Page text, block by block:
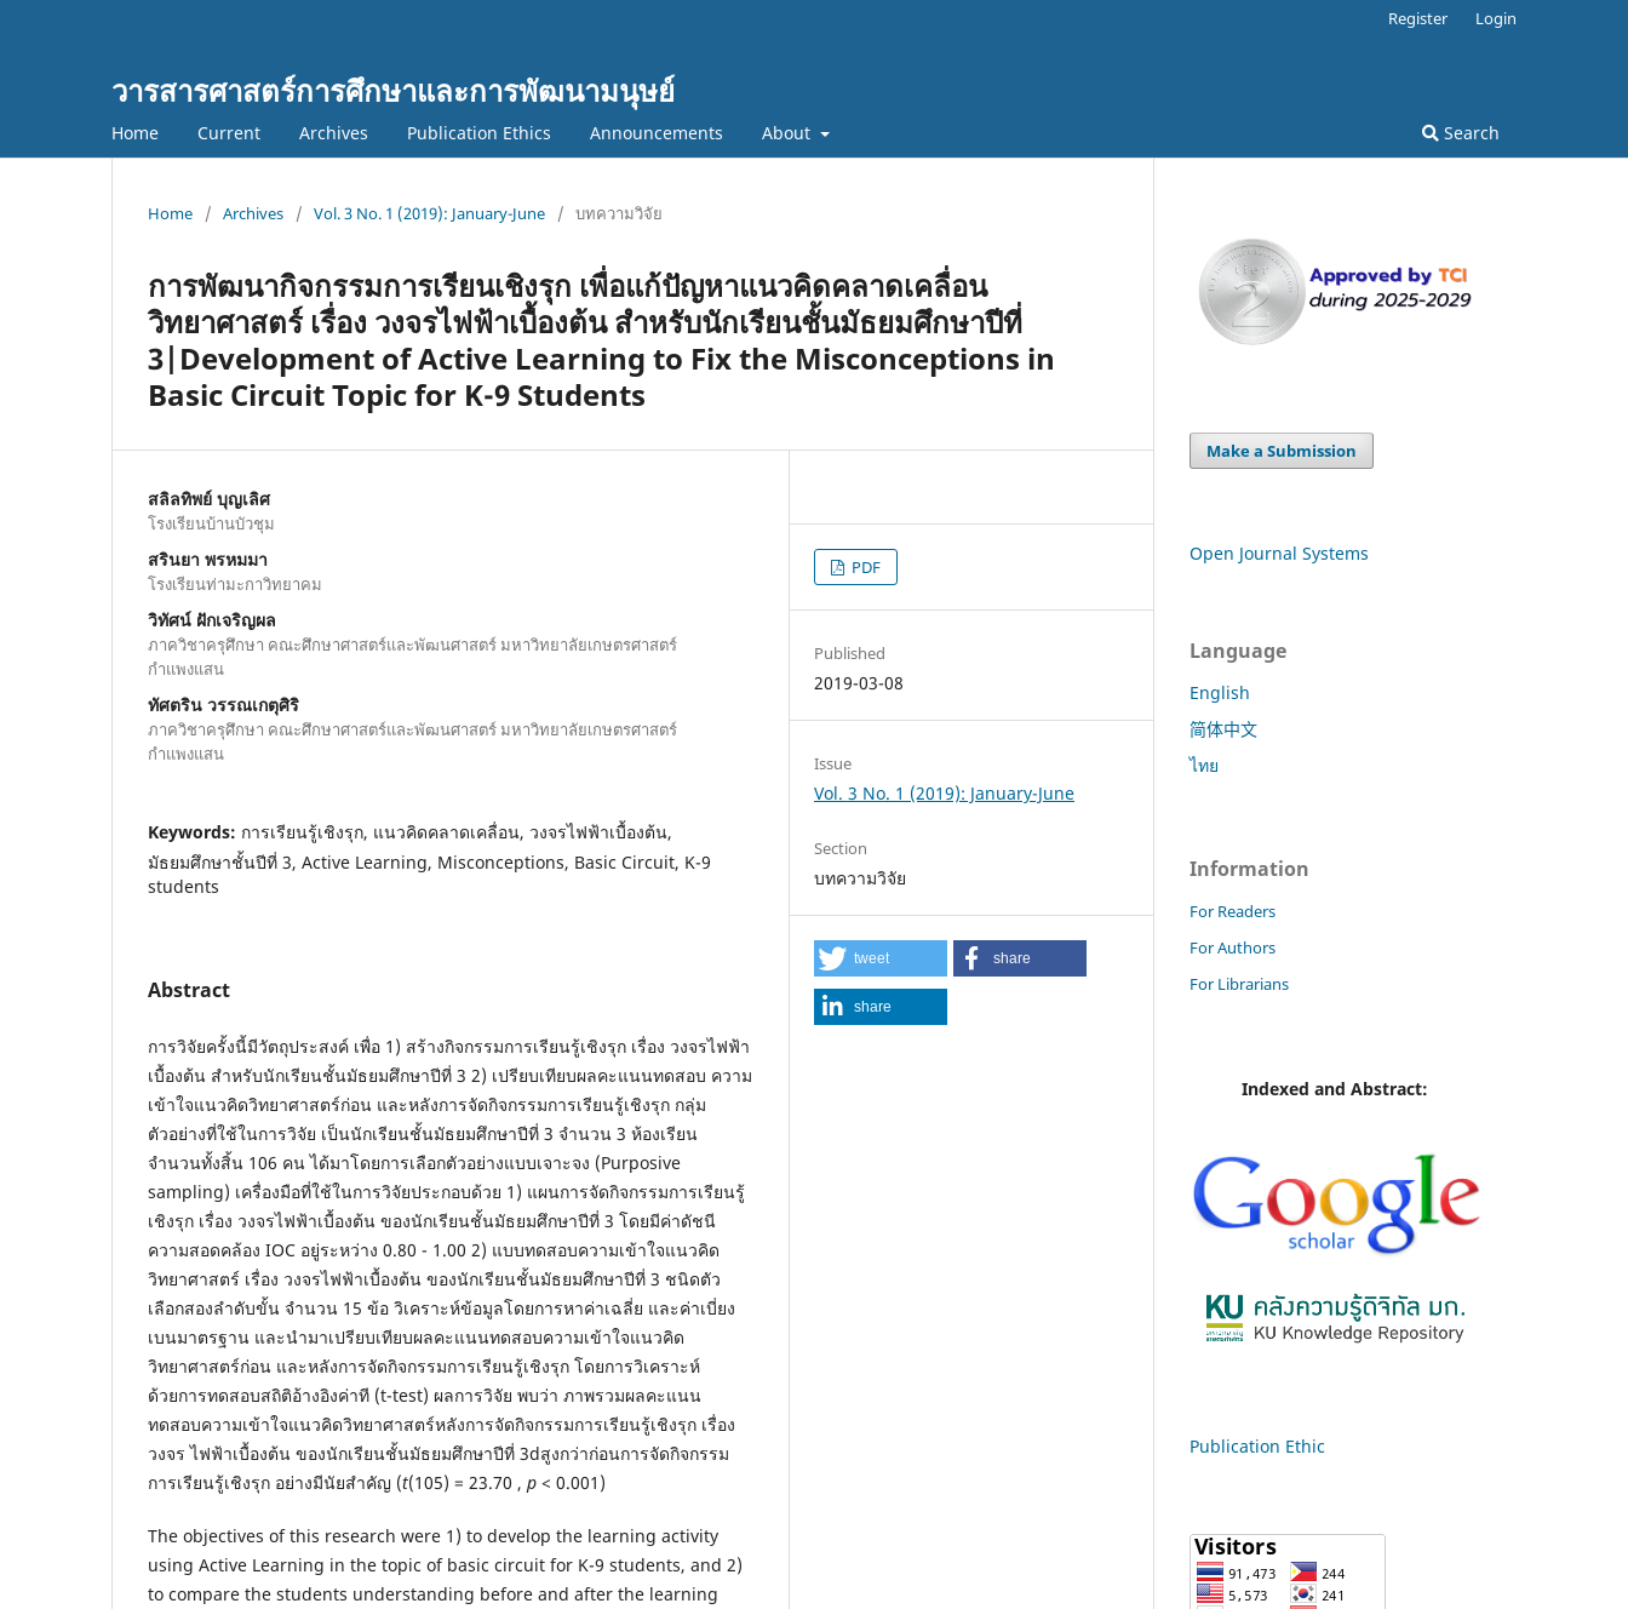
วารสารศาสตร์การศึกษาและการพัฒนามนุษย์
Home Current Archives Publication Ethics Announcements About Search
Register Login
Home / Archives / Vol. 3 No. 1 (2019): January-June / บทความวิจัย
การพัฒนากิจกรรมการเรียนเชิงรุก เพื่อแก้ปัญหาแนวคิดคลาดเคลื่อน
วิทยาศาสตร์ เรื่อง วงจรไฟฟ้าเบื้องต้น สำหรับนักเรียนชั้นมัธยมศึกษาปีที่
3|Development of Active Learning to Fix the Misconceptions in
Basic Circuit Topic for K-9 Students
สลิลทิพย์ บุญเลิศ
โรงเรียนบ้านบัวชุม
สรินยา พรหมมา
โรงเรียนท่ามะกาวิทยาคม
วิทัศน์ ฝักเจริญผล
ภาควิชาครุศึกษา คณะศึกษาศาสตร์และพัฒนศาสตร์ มหาวิทยาลัยเกษตรศาสตร์
กำแพงแสน
ทัศตริน วรรณเกตุศิริ
ภาควิชาครุศึกษา คณะศึกษาศาสตร์และพัฒนศาสตร์ มหาวิทยาลัยเกษตรศาสตร์
กำแพงแสน
Keywords: การเรียนรู้เชิงรุก, แนวคิดคลาดเคลื่อน, วงจรไฟฟ้าเบื้องต้น,
มัธยมศึกษาชั้นปีที่ 3, Active Learning, Misconceptions, Basic Circuit, K-9
students
Abstract
การวิจัยครั้งนี้มีวัตถุประสงค์ เพื่อ 1) สร้างกิจกรรมการเรียนรู้เชิงรุก เรื่อง วงจรไฟฟ้า
เบื้องต้น สำหรับนักเรียนชั้นมัธยมศึกษาปีที่ 3 2) เปรียบเทียบผลคะแนนทดสอบ ความ
เข้าใจแนวคิดวิทยาศาสตร์ก่อน และหลังการจัดกิจกรรมการเรียนรู้เชิงรุก กลุ่ม
ตัวอย่างที่ใช้ในการวิจัย เป็นนักเรียนชั้นมัธยมศึกษาปีที่ 3 จำนวน 3 ห้องเรียน
จำนวนทั้งสิ้น 106 คน ได้มาโดยการเลือกตัวอย่างแบบเจาะจง (Purposive
sampling) เครื่องมือที่ใช้ในการวิจัยประกอบด้วย 1) แผนการจัดกิจกรรมการเรียนรู้
เชิงรุก เรื่อง วงจรไฟฟ้าเบื้องต้น ของนักเรียนชั้นมัธยมศึกษาปีที่ 3 โดยมีค่าดัชนี
ความสอดคล้อง IOC อยู่ระหว่าง 0.80 - 1.00 2) แบบทดสอบความเข้าใจแนวคิด
วิทยาศาสตร์ เรื่อง วงจรไฟฟ้าเบื้องต้น ของนักเรียนชั้นมัธยมศึกษาปีที่ 3 ชนิดตัว
เลือกสองลำดับขั้น จำนวน 15 ข้อ วิเคราะห์ข้อมูลโดยการหาค่าเฉลี่ย และค่าเบี่ยง
เบนมาตรฐาน และนำมาเปรียบเทียบผลคะแนนทดสอบความเข้าใจแนวคิด
วิทยาศาสตร์ก่อน และหลังการจัดกิจกรรมการเรียนรู้เชิงรุก โดยการวิเคราะห์
ด้วยการทดสอบสถิติอ้างอิงค่าที (t-test) ผลการวิจัย พบว่า ภาพรวมผลคะแนน
ทดสอบความเข้าใจแนวคิดวิทยาศาสตร์หลังการจัดกิจกรรมการเรียนรู้เชิงรุก เรื่อง
วงจร ไฟฟ้าเบื้องต้น ของนักเรียนชั้นมัธยมศึกษาปีที่ 3dสูงกว่าก่อนการจัดกิจกรรม
การเรียนรู้เชิงรุก อย่างมีนัยสำคัญ (t(105) = 23.70 , p < 0.001)
The objectives of this research were 1) to develop the learning activity
using Active Learning in the topic of basic circuit for K-9 students, and 2)
to compare the students understanding before and after the learning
PDF
Published
2019-03-08
Issue
Vol. 3 No. 1 (2019): January-June
Section
บทความวิจัย
tweet share
share
Make a Submission
Open Journal Systems
Language
English
简体中文
ไทย
Information
For Readers
For Authors
For Librarians
Indexed and Abstract:
Publication Ethic